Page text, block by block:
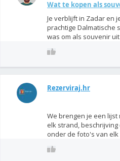
Wat te kopen als
Je verblijft in Zadar en
prachtige Dalmatische
was om als souvenir
Rezerviraj.hr
We brengen je een
elk strand,
onder de foto's van elk